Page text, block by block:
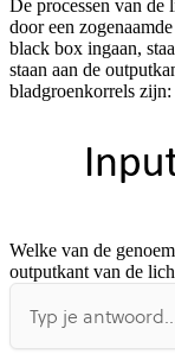
Afspelen
De processen van de
door een
black box ingaan,
staan aan de
bladgroenkorrels
Welke van de
outputkant van de